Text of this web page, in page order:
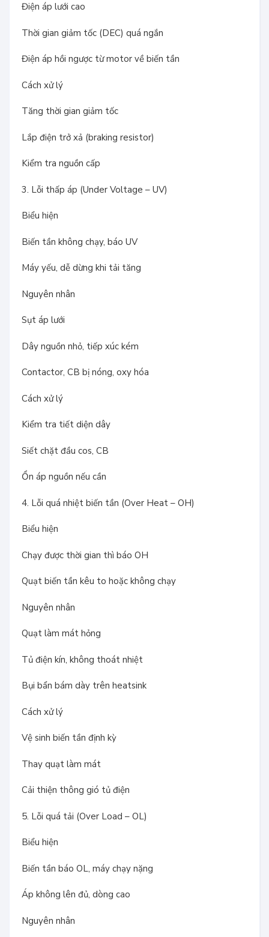
Điện áp lưới cao
Thời gian giảm tốc (DEC) quá ngắn
Điện áp hồi ngược từ motor về biến tần
Cách xử lý
Tăng thời gian giảm tốc
Lắp điện trở xả (braking resistor)
Kiểm tra nguồn cấp
3. Lỗi thấp áp (Under Voltage – UV)
Biểu hiện
Biến tần không chạy, báo UV
Máy yếu, dễ dừng khi tải tăng
Nguyên nhân
Sụt áp lưới
Dây nguồn nhỏ, tiếp xúc kém
Contactor, CB bị nóng, oxy hóa
Cách xử lý
Kiểm tra tiết diện dây
Siết chặt đầu cos, CB
Ổn áp nguồn nếu cần
4. Lỗi quá nhiệt biến tần (Over Heat – OH)
Biểu hiện
Chạy được thời gian thì báo OH
Quạt biến tần kêu to hoặc không chạy
Nguyên nhân
Quạt làm mát hỏng
Tủ điện kín, không thoát nhiệt
Bụi bẩn bám dày trên heatsink
Cách xử lý
Vệ sinh biến tần định kỳ
Thay quạt làm mát
Cải thiện thông gió tủ điện
5. Lỗi quá tải (Over Load – OL)
Biểu hiện
Biến tần báo OL, máy chạy nặng
Áp không lên đủ, dòng cao
Nguyên nhân